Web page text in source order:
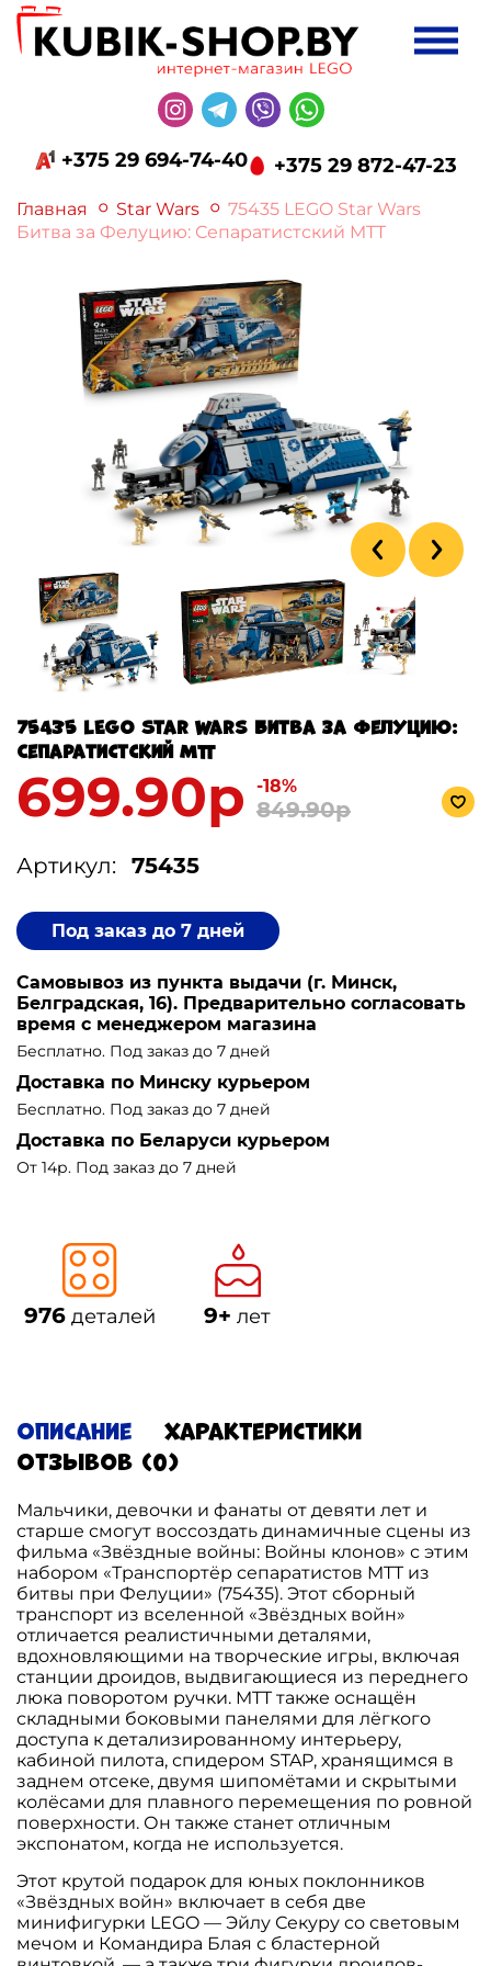
+375 29 694-74-40 +375 29 872-47-23
Главная Star Wars
75435 LEGO Star Wars
Битва за Фелуцию: Сепаратистский MTT
75435 LEGO Star Wars Битва за Фелуцию:
Сепаратистский MTT
699.90р -18%
849.90р
Артикул: 75435
Под заказ до 7 дней
Самовывоз из пункта выдачи (г. Минск,
Белградская, 16). Предварительно согласовать
время с менеджером магазина
Бесплатно. Под заказ до 7 дней
Доставка по Минску курьером
Бесплатно. Под заказ до 7 дней
Доставка по Беларуси курьером
От 14р. Под заказ до 7 дней
976 деталей 9+ лет
Описание
Характеристики
Отзывов (0)
Мальчики, девочки и фанаты от девяти лет и
старше смогут воссоздать динамичные сцены из
фильма «Звёздные войны: Войны клонов» с этим
набором «Транспортёр сепаратистов MTT из
битвы при Фелуции» (75435). Этот сборный
транспорт из вселенной «Звёздных войн»
отличается реалистичными деталями,
вдохновляющими на творческие игры, включая
станции дроидов, выдвигающиеся из переднего
люка поворотом ручки. MTT также оснащён
складными боковыми панелями для лёгкого
доступа к детализированному интерьеру,
кабиной пилота, спидером STAP, хранящимся в
заднем отсеке, двумя шипомётами и скрытыми
колёсами для плавного перемещения по ровной
поверхности. Он также станет отличным
экспонатом, когда не используется.
Этот крутой подарок для юных поклонников
«Звёздных войн» включает в себя две
минифигурки LEGO — Эйлу Секуру со световым
мечом и Командира Блая с бластерной